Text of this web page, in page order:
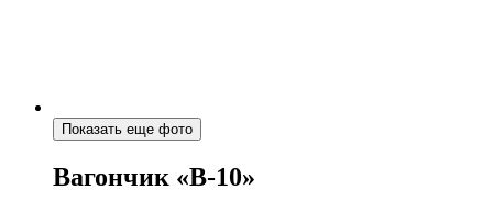
Показать еще фото
Вагончик «В-10»